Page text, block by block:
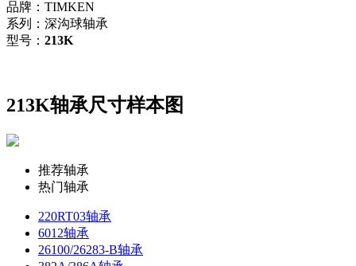
品牌：TIMKEN
系列：深沟球轴承
型号： 213K
213K轴承尺寸样本图
推荐轴承
热门轴承
220RT03轴承
6012轴承
26100/26283-B轴承